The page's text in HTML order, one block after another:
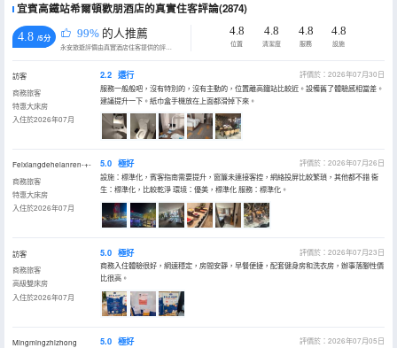
宜賓高鐵站希爾頓歡朋酒店的真實住客評論(2874)
4.8 /5分 99% 的人推薦
永安旅遊評價由真實酒店住客提供的評價。
4.8
位置
4.8
清潔度
4.8
服務
4.8
設施
訪客
商務旅客
特惠大床房
入住於2026年07月
2.2 還行
評價於：2026年07月30日
服務一般般吧，沒有特別的，沒有主動的，位置離高鐵站比較近。設備舊了體驗感相當差。
建議提升一下。紙巾盒手機放在上面都滑掉下來。
Feixiangdehelanren-+-
商務旅客
特惠大床房
入住於2026年07月
5.0 極好
評價於：2026年07月26日
設施：標準化，賓客指南需要提升，窗簾未連接客控，網絡投屏比較繁瑣，其他都不錯 衞
生：標準化，比較乾淨 環境：優美，標準化 服務：標準化。
訪客
商務旅客
高級雙床房
入住於2026年07月
5.0 極好
評價於：2026年07月23日
商務入住體驗很好，網速穩定，房間安靜，早餐便捷，配套健身房和洗衣房，辦事落腳性價
比很高。
Mingmingzhizhong
5.0 極好
評價於：2026年07月05日